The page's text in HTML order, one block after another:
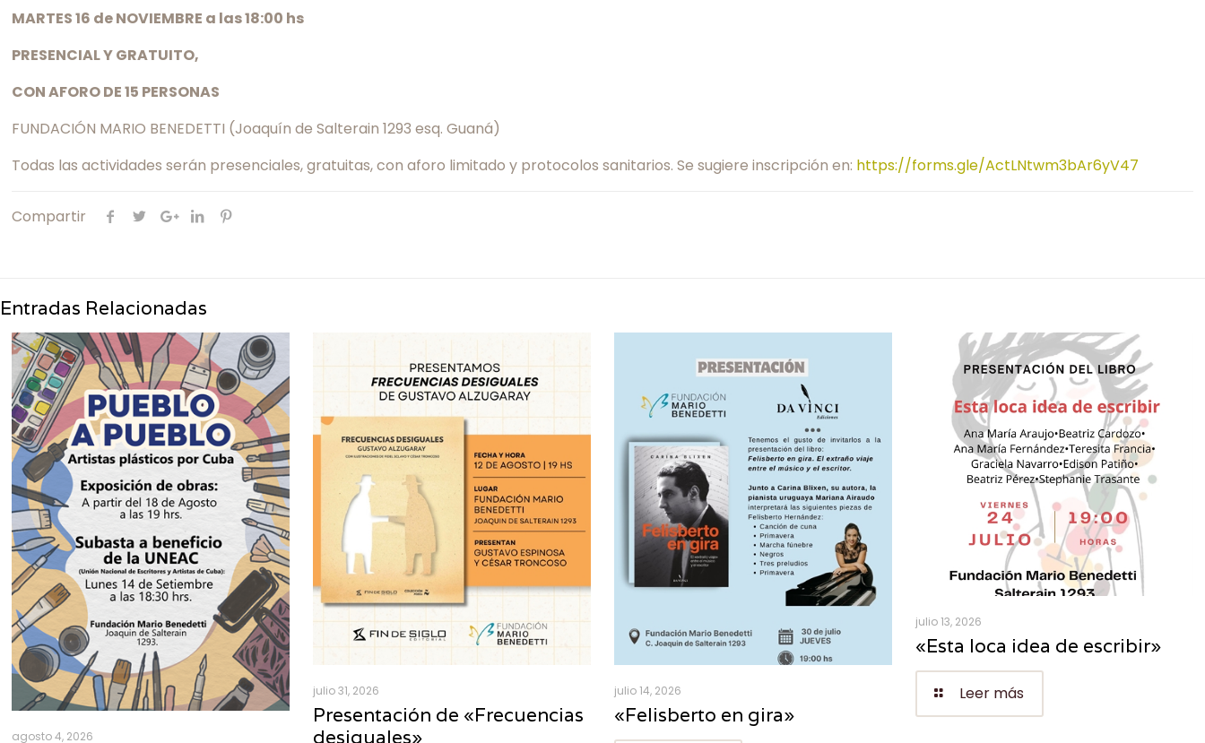
MARTES 16 de NOVIEMBRE a las 18:00 hs
PRESENCIAL Y GRATUITO,
CON AFORO DE 15 PERSONAS
FUNDACIÓN MARIO BENEDETTI (Joaquín de Salterain 1293 esq. Guaná)
Todas las actividades serán presenciales, gratuitas, con aforo limitado y protocolos sanitarios. Se sugiere inscripción en: https://forms.gle/ActLNtwm3bAr6yV47
Compartir
Entradas Relacionadas
agosto 4, 2026
julio 31, 2026
Presentación de «Frecuencias
desiguales»
julio 14, 2026
«Felisberto en gira»
julio 13, 2026
«Esta loca idea de escribir»
Leer más